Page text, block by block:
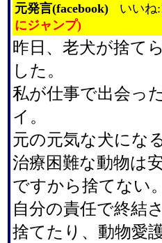
元発言(facebook)
いいね
にジャンプ)
昨日、老犬が捨て
した。
私が仕事で出会っ
イ。
元の元気な犬にな
治療困難な動物は
ですから捨てない。
自分の責任で終結
捨てたり、動物愛